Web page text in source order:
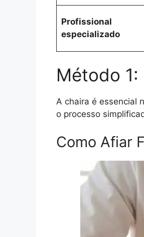
Profissional
especializado
Método
A chaira é essencial
o processo
Como Afiar